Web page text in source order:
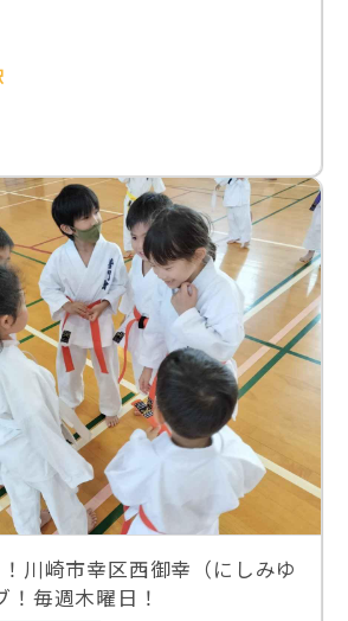
川崎市幸区西御幸（にしみゆ
！毎週木曜日！